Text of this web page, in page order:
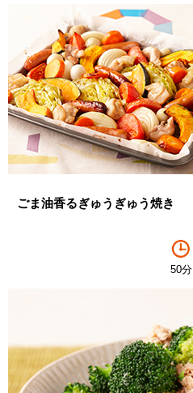
ごま油香るぎゅうぎゅう焼き
50分